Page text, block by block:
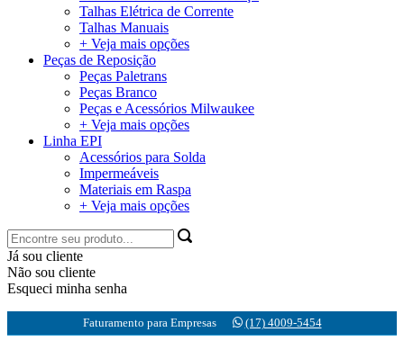
Talhas Elétrica de Corrente
Talhas Manuais
+ Veja mais opções
Peças de Reposição
Peças Paletrans
Peças Branco
Peças e Acessórios Milwaukee
+ Veja mais opções
Linha EPI
Acessórios para Solda
Impermeáveis
Materiais em Raspa
+ Veja mais opções
Já sou cliente
Não sou cliente
Esqueci minha senha
Faturamento para Empresas (17) 4009-5454